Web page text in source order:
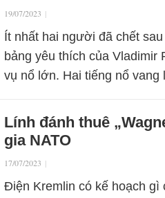
19/07/2023 |
Ít nhất hai người đã chết
bảng yêu thích của Vladimir
vụ nổ lớn. Hai tiếng nổ
Lính đánh thuê
gia NATO
17/07/2023 |
Điện Kremlin có kế hoạch gì